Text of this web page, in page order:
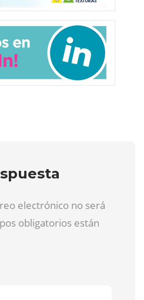
electrónico no será
obligatorios están